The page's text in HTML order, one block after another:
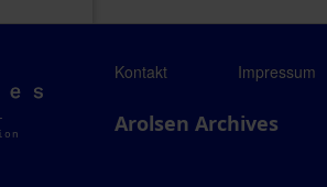
Kontakt Impressum
Arolsen Archives